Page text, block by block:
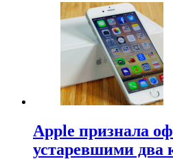
Apple признала
устаревшими два